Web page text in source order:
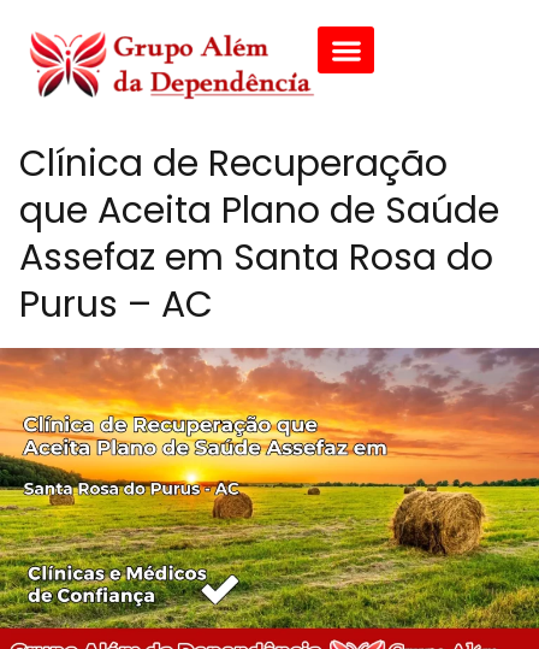
Clínica de Recuperação
que Aceita Plano de Saúde
Assefaz em Santa Rosa do
Purus – AC